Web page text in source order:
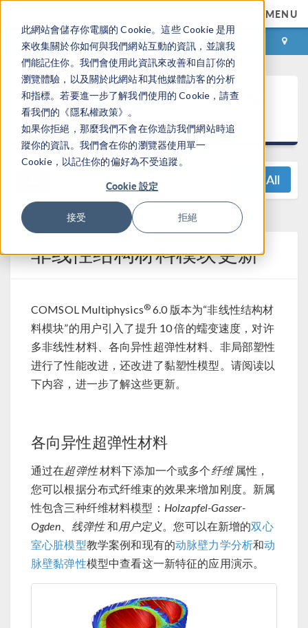
此網站會儲存你電腦的 Cookie。這些 Cookie 是用
來收集關於你如何與我們網站互動的資訊，並讓我
們能記住你。我們會使用此資訊來改善和自訂你的
瀏覽體驗，以及關於此網站和其他媒體訪客的分析
和指標。若要進一步了解我們使用的 Cookie，請查
看我們的《隱私權政策》。
如果你拒絕，那麼我們不會在你造訪我們網站時追
蹤你的資訊。我們會在你的瀏覽器使用單一
Cookie，以記住你的偏好為不受追蹤。
Cookie 設定
接受 拒絕
MENU
登录 咨询与购买
COMSOL Multiphysics® 6.0 发
布亮点
View All
非线性结构材料模块更新
COMSOL Multiphysics® 6.0 版本为“非线性结构材
料模块”的用户引入了提升 10 倍的蠕变速度，对许
多非线性材料、各向异性超弹性材料、非局部塑性
进行了性能改进，还改进了黏塑性模型。请阅读以
下内容，进一步了解这些更新。
各向异性超弹性材料
通过在超弹性材料下添加一个或多个纤维属性，
您可以根据分布式纤维束的效果来增加刚度。新属
性包含三种纤维材料模型： Holzapfel-Gasser-
Ogden、 线弹性和用户定义。您可以在新增的双心
室心脏模型教学案例和现有的动脉壁力学分析和动
脉壁黏弹性模型中查看这一新特征的应用演示。